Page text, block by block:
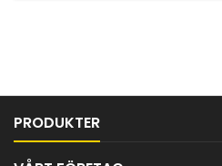
PRODUKTER